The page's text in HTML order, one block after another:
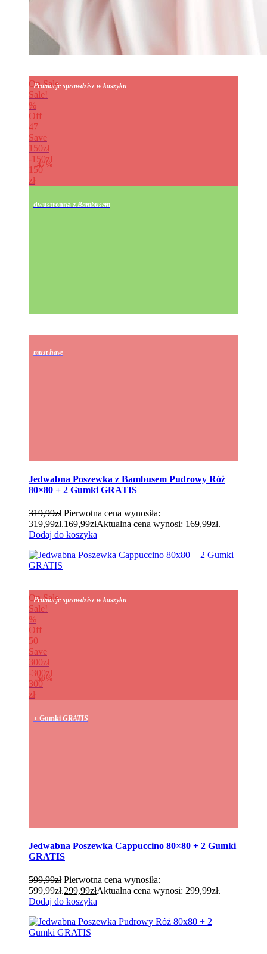
On Sale
Sale!
%
Off
47
Save
150zł
150zł
47%
150
zł
Promocje sprawdzisz w koszyku
dwustronna z Bambusem
must have
Jedwabna Poszewka z Bambusem Pudrowy Róż
80×80 + 2 Gumki GRATIS
319,99zł Pierwotna cena wynosiła:
319,99zł.169,99złAktualna cena wynosi: 169,99zł.
Dodaj do koszyka
On Sale
Sale!
%
Off
50
Save
300zł
300zł
50%
300
zł
Promocje sprawdzisz w koszyku
+ Gumki GRATIS
Jedwabna Poszewka Cappuccino 80×80 + 2 Gumki
GRATIS
599,99zł Pierwotna cena wynosiła:
599,99zł.299,99złAktualna cena wynosi: 299,99zł.
Dodaj do koszyka